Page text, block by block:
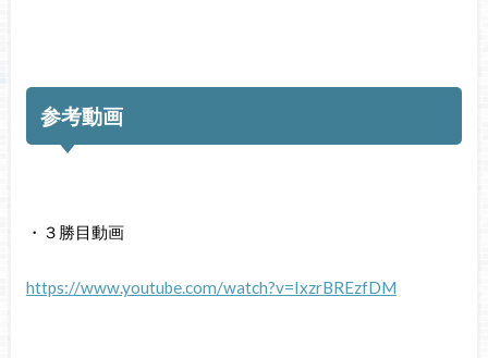
参考動画
・３勝目動画
https://www.youtube.com/watch?v=IxzrBREzfDM